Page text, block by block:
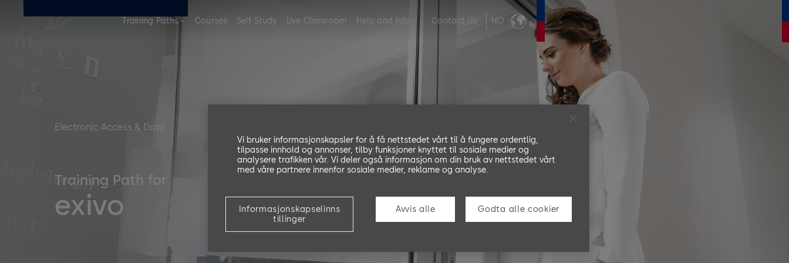
Training Paths Courses Self Study Live Classroom Help and Info Contact Us NO
Electronic Access & Data
Training Path for
exivo
Vi bruker informasjonskapsler for å få nettstedet vårt til å fungere ordentlig,
tilpasse innhold og annonser, tilby funksjoner knyttet til sosiale medier og
analysere trafikken vår. Vi deler også informasjon om din bruk av nettstedet vårt
med våre partnere innenfor sosiale medier, reklame og analyse.
Informasjonskapselinns
tillinger
Avvis alle Godta alle cookier